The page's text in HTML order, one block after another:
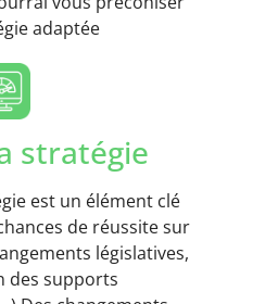
adaptée
stratégie
est un élément clé
de réussite sur
législatives,
des supports